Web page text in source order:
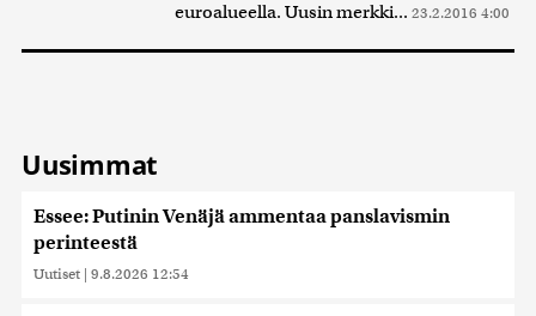
euroalueella. Uusin merkki... 23.2.2016 4:00
Uusimmat
Essee: Putinin Venäjä ammentaa panslavismin
perinteestä
Uutiset | 9.8.2026 12:54